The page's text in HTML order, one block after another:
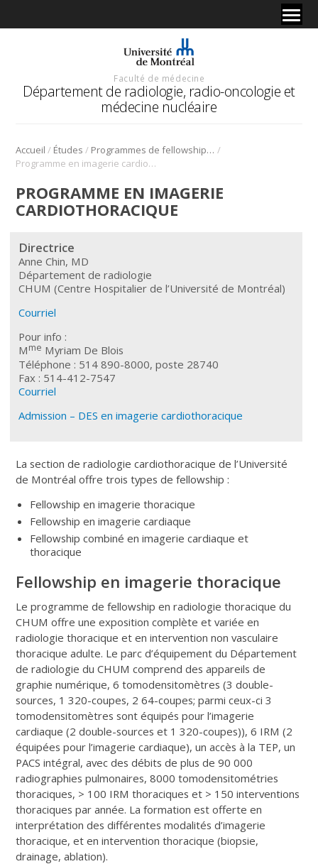
Faculté de médecine
Département de radiologie, radio-oncologie et
médecine nucléaire
Accueil / Études / Programmes de fellowship (DES) /
Programme en imagerie cardiothoracique
PROGRAMME EN IMAGERIE
CARDIOTHORACIQUE
Directrice
Anne Chin, MD
Département de radiologie
CHUM (Centre Hospitalier de l’Université de Montréal)
Courriel
Pour info :
Mme Myriam De Blois
Téléphone : 514 890-8000, poste 28740
Fax : 514-412-7547
Courriel
Admission – DES en imagerie cardiothoracique
La section de radiologie cardiothoracique de l’Université
de Montréal offre trois types de fellowship :
Fellowship en imagerie thoracique
Fellowship en imagerie cardiaque
Fellowship combiné en imagerie cardiaque et
thoracique
Fellowship en imagerie thoracique
Le programme de fellowship en radiologie thoracique du
CHUM offre une exposition complète et variée en
radiologie thoracique et en intervention non vasculaire
thoracique adulte. Le parc d’équipement du Département
de radiologie du CHUM comprend des appareils de
graphie numérique, 6 tomodensitomètres (3 double-
sources, 1 320-coupes, 2 64-coupes; parmi ceux-ci 3
tomodensitomètres sont équipés pour l’imagerie
cardiaque (2 double-sources et 1 320-coupes)), 6 IRM (2
équipées pour l’imagerie cardiaque), un accès à la TEP, un
PACS intégral, avec des débits de plus de 90 000
radiographies pulmonaires, 8000 tomodensitométries
thoraciques, > 100 IRM thoraciques et > 150 interventions
thoraciques par année. La formation est offerte en
interprétation des différentes modalités d’imagerie
thoracique, et en intervention thoracique (biopsie,
drainage, ablation).